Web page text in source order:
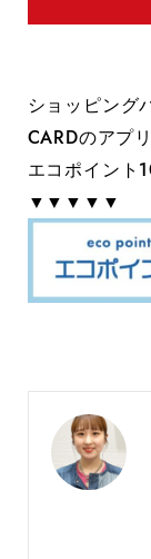
ショッピング
CARDのアプ
エコポイント
▼▼▼▼▼